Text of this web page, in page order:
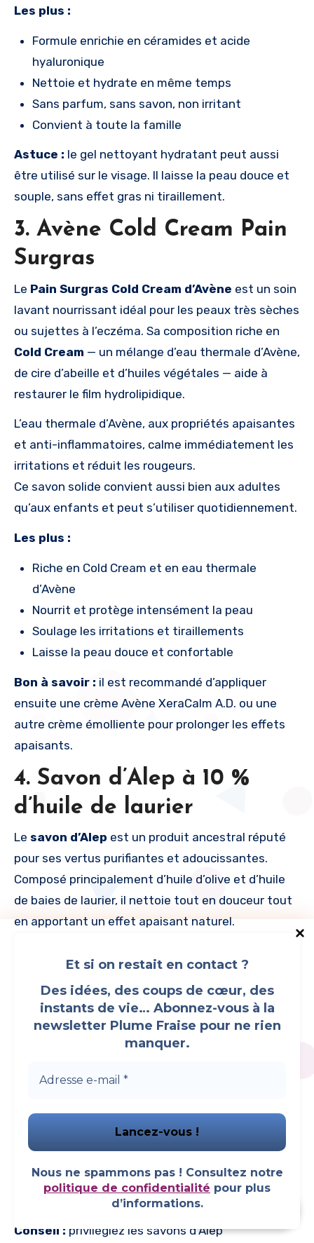
Les plus :
Formule enrichie en céramides et acide
hyaluronique
Nettoie et hydrate en même temps
Sans parfum, sans savon, non irritant
Convient à toute la famille
Astuce : le gel nettoyant hydratant peut aussi
être utilisé sur le visage. Il laisse la peau douce et
souple, sans effet gras ni tiraillement.
3. Avène Cold Cream Pain
Surgras
Le Pain Surgras Cold Cream d’Avène est un soin
lavant nourrissant idéal pour les peaux très sèches
ou sujettes à l’eczéma. Sa composition riche en
Cold Cream — un mélange d’eau thermale d’Avène,
de cire d’abeille et d’huiles végétales — aide à
restaurer le film hydrolipidique.
L’eau thermale d’Avène, aux propriétés apaisantes
et anti-inflammatoires, calme immédiatement les
irritations et réduit les rougeurs.
Ce savon solide convient aussi bien aux adultes
qu’aux enfants et peut s’utiliser quotidiennement.
Les plus :
Riche en Cold Cream et en eau thermale
d’Avène
Nourrit et protège intensément la peau
Soulage les irritations et tiraillements
Laisse la peau douce et confortable
Bon à savoir : il est recommandé d’appliquer
ensuite une crème Avène XeraCalm A.D. ou une
autre crème émolliente pour prolonger les effets
apaisants.
4. Savon d’Alep à 10 %
d’huile de laurier
Le savon d’Alep est un produit ancestral réputé
pour ses vertus purifiantes et adoucissantes.
Composé principalement d’huile d’olive et d’huile
de baies de laurier, il nettoie tout en douceur tout
en apportant un effet apaisant naturel.
choisir un savon contenant environ10 % d’huile
de laurier. À faible concentration, le laurier aide à
purifier la peau sans l’irriter.
Un pourcentage plus élevé (20-40 %) pourrait être
Les plus :
Naturel, sans parfum ni additif
Antiseptique doux grâce au laurier
Convient aux peaux sensibles, sèches et
Conseil : privilégiez les savons d’Alep
Et si on restait en contact ?
Des idées, des coups de cœur, des
instants de vie… Abonnez-vous à la
newsletter Plume Fraise pour ne rien
manquer.
Nous ne spammons pas ! Consultez notre
politique de confidentialité pour plus
d’informations.